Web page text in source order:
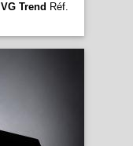
VG Trend Réf.